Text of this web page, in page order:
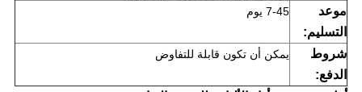
موعد
التسليم:
7-45 يوم
شروط
الدفع:
يمكن أن تكون قابلة للتفاوض